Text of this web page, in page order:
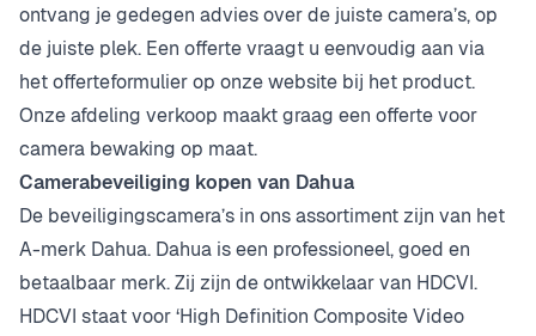
ontvang je gedegen advies over de juiste camera’s, op
de juiste plek. Een offerte vraagt u eenvoudig aan via
het offerteformulier op onze website bij het product.
Onze afdeling verkoop maakt graag een offerte voor
camera bewaking op maat.
Camerabeveiliging kopen van Dahua
De beveiligingscamera’s in ons assortiment zijn van het
A-merk Dahua. Dahua is een professioneel, goed en
betaalbaar merk. Zij zijn de ontwikkelaar van HDCVI.
HDCVI staat voor ‘High Definition Composite Video